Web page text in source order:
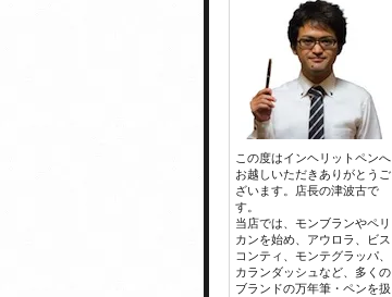
この度はインヘリットペンへ
お越しいただきありがとうご
ざいます。店長の津波古で
す。
当店では、モンブランやペリ
カンを始め、アウロラ、ビス
コンティ、モンテグラッパ、
カランダッシュなど、多くの
ブランドの万年筆・ペンを扱